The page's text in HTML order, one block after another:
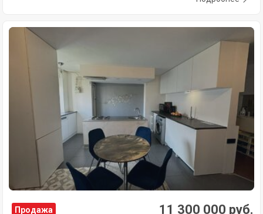
Продажа 11 300 000 руб.